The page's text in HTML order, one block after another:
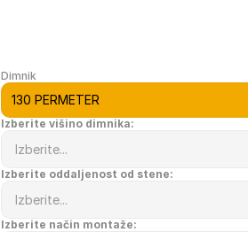
Dimnik
Izberite višino dimnika:
Izberite oddaljenost od stene:
Izberite način montaže: